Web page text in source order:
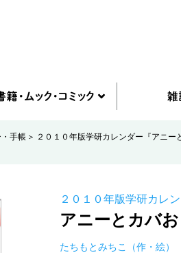
手帳 ２０１０年版学研カレンダー『アニー
２０１０年版学研カレ
アニーとカバ
たちもとみちこ（作・絵）